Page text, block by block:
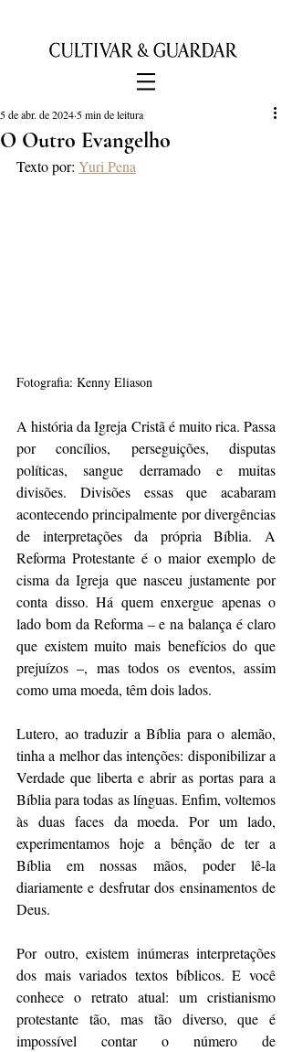
O Outro Evangelho
5 de abr. de 2024 5 min de leitura
Texto por: Yuri Pena
Fotografia: Kenny Eliason
A história da Igreja Cristã é muito rica. Passa
por concílios, perseguições, disputas
políticas, sangue derramado e muitas
divisões. Divisões essas que acabaram
acontecendo principalmente por divergências
de interpretações da própria Bíblia. A
Reforma Protestante é o maior exemplo de
cisma da Igreja que nasceu justamente por
conta disso. Há quem enxergue apenas o
lado bom da Reforma – e na balança é claro
que existem muito mais benefícios do que
prejuízos –, mas todos os eventos, assim
como uma moeda, têm dois lados.
Lutero, ao traduzir a Bíblia para o alemão,
tinha a melhor das intenções: disponibilizar a
Verdade que liberta e abrir as portas para a
Bíblia para todas as línguas. Enfim, voltemos
às duas faces da moeda. Por um lado,
experimentamos hoje a bênção de ter a
Bíblia em nossas mãos, poder lê-la
diariamente e desfrutar dos ensinamentos de
Deus.
Por outro, existem inúmeras interpretações
dos mais variados textos bíblicos. E você
conhece o retrato atual: um cristianismo
protestante tão, mas tão diverso, que é
impossível contar o número de